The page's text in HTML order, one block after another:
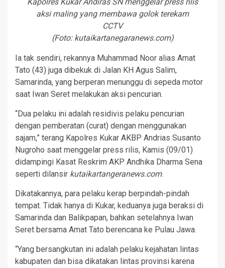
Kapolres Kukar Andiras SN menggelar press rilis
aksi maling yang membawa golok terekam
CCTV
(Foto: kutaikartanegaranews.com)
Ia tak sendiri, rekannya Muhammad Noor alias Amat
Tato (43) juga dibekuk di Jalan KH Agus Salim,
Samarinda, yang berperan menunggu di sepeda motor
saat Iwan Seret melakukan aksi pencurian.
“Dua pelaku ini adalah residivis pelaku pencurian
dengan pemberatan (curat) dengan menggunakan
sajam,” terang Kapolres Kukar AKBP Andrias Susanto
Nugroho saat menggelar press rilis, Kamis (09/01)
didampingi Kasat Reskrim AKP Andhika Dharma Sena
seperti dilansir kutaikartangeranews.com.
Dikatakannya, para pelaku kerap berpindah-pindah
tempat. Tidak hanya di Kukar, keduanya juga beraksi di
Samarinda dan Balikpapan, bahkan setelahnya Iwan
Seret bersama Amat Tato berencana ke Pulau Jawa.
“Yang bersangkutan ini adalah pelaku kejahatan lintas
kabupaten dan bisa dikatakan lintas provinsi karena